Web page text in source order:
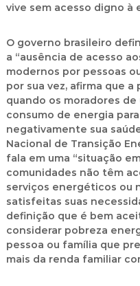
vive sem acesso digno à
O governo brasileiro
a “ausência de acesso
modernos por pessoas
por sua vez, afirma que
quando os moradores
consumo de energia
negativamente sua
Nacional de Transição
fala em uma “situação
comunidades não têm
serviços energéticos ou
satisfeitas suas
definição que é bem
considerar pobreza
pessoa ou família que
mais da renda familiar